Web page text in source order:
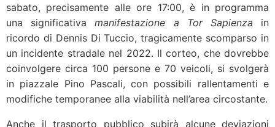
sabato, precisamente alle ore 17:00, è in programma
una significativamanifestazione a Tor Sapienza in
ricordo di Dennis Di Tuccio, tragicamente scomparso in
un incidente stradale nel 2022. Il corteo, che dovrebbe
coinvolgere circa 100 persone e 70 veicoli, si svolgerà
in piazzale Pino Pascali, con possibili rallentamenti e
modifiche temporanee alla viabilità nell’area circostante.
Anche il trasporto pubblico subirà alcune deviazioni